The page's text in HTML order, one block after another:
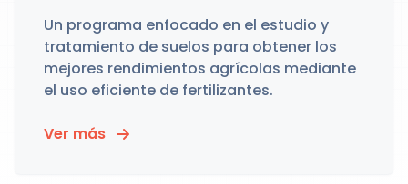
Un programa enfocado en el estudio y
tratamiento de suelos para obtener los
mejores rendimientos agrícolas mediante
el uso eficiente de fertilizantes.
Ver más